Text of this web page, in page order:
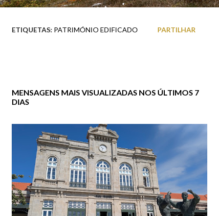
ETIQUETAS: PATRIMÓNIO EDIFICADO PARTILHAR
MENSAGENS MAIS VISUALIZADAS NOS ÚLTIMOS 7
DIAS